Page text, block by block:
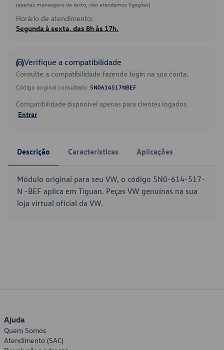
(apenas mensagens de texto, não atendemos ligações)
Horário de atendimento:
Segunda à sexta, das 8h às 17h.
Verifique a compatibilidade
Consulte a compatibilidade fazendo login na sua conta.
Código original consultado: 5N0614517NBEF
Compatibilidade disponível apenas para clientes logados.
Entrar
Descrição Características Aplicações
Módulo original para seu VW, o código 5N0-614-517-
N -BEF aplica em Tiguan. Peças VW genuínas na sua
loja virtual oficial da VW.
Ajuda
Quem Somos
Atendimento (SAC)